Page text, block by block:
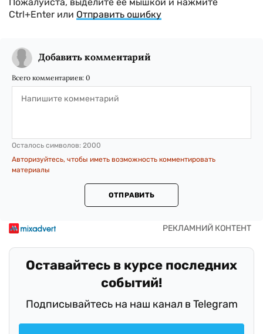
Пожалуйста, выделите ее мышкой и нажмите
Ctrl+Enter или Отправить ошибку
Добавить комментарий
Всего комментариев: 0
Осталось символов: 2000
Авторизуйтесь, чтобы иметь возможность комментировать
материалы
ОТПРАВИТЬ
Оставайтесь в курсе последних
событий!
Подписывайтесь на наш канал в Telegram